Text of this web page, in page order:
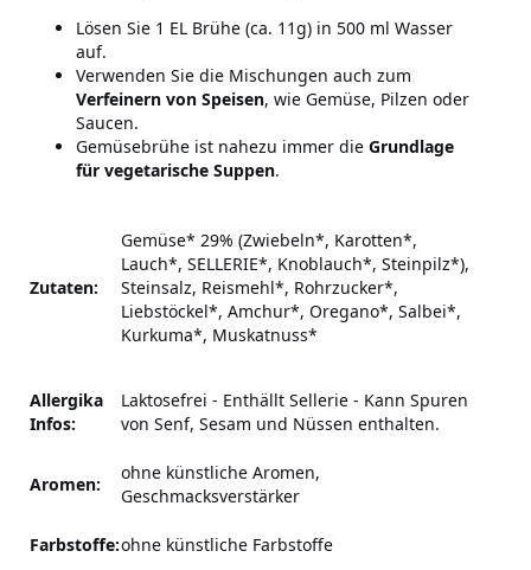
Lösen Sie 1 EL Brühe (ca. 11g) in 500 ml Wasser
auf.
Verwenden Sie die Mischungen auch zum
Verfeinern von Speisen, wie Gemüse, Pilzen oder
Saucen.
Gemüsebrühe ist nahezu immer die Grundlage
für vegetarische Suppen.
Zutaten:
Gemüse* 29% (Zwiebeln*, Karotten*,
Lauch*, SELLERIE*, Knoblauch*, Steinpilz*),
Steinsalz, Reismehl*, Rohrzucker*,
Liebstöckel*, Amchur*, Oregano*, Salbei*,
Kurkuma*, Muskatnuss*
Allergika
Infos:
Laktosefrei - Enthällt Sellerie - Kann Spuren
von Senf, Sesam und Nüssen enthalten.
Aromen:
ohne künstliche Aromen,
Geschmacksverstärker
Farbstoffe:ohne künstliche Farbstoffe